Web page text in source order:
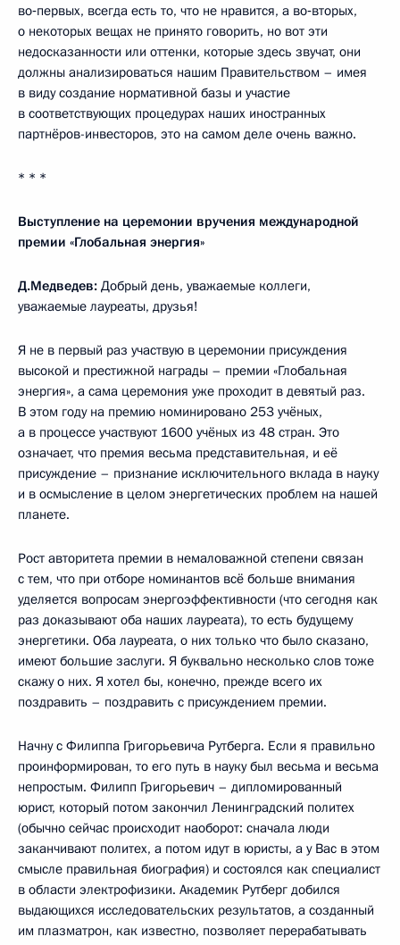
во‑первых, всегда есть то, что не нравится, а во‑вторых,
о некоторых вещах не принято говорить, но вот эти
недосказанности или оттенки, которые здесь звучат, они
должны анализироваться нашим Правительством – имея
в виду создание нормативной базы и участие
в соответствующих процедурах наших иностранных
партнёров-инвесторов, это на самом деле очень важно.
* * *
Выступление на церемонии вручения международной
премии «Глобальная энергия»
Д.Медведев: Добрый день, уважаемые коллеги,
уважаемые лауреаты, друзья!
Я не в первый раз участвую в церемонии присуждения
высокой и престижной награды – премии «Глобальная
энергия», а сама церемония уже проходит в девятый раз.
В этом году на премию номинировано 253 учёных,
а в процессе участвуют 1600 учёных из 48 стран. Это
означает, что премия весьма представительная, и её
присуждение – признание исключительного вклада в науку
и в осмысление в целом энергетических проблем на нашей
планете.
Рост авторитета премии в немаловажной степени связан
с тем, что при отборе номинантов всё больше внимания
уделяется вопросам энергоэффективности (что сегодня как
раз доказывают оба наших лауреата), то есть будущему
энергетики. Оба лауреата, о них только что было сказано,
имеют большие заслуги. Я буквально несколько слов тоже
скажу о них. Я хотел бы, конечно, прежде всего их
поздравить – поздравить с присуждением премии.
Начну с Филиппа Григорьевича Рутберга. Если я правильно
проинформирован, то его путь в науку был весьма и весьма
непростым. Филипп Григорьевич – дипломированный
юрист, который потом закончил Ленинградский политех
(обычно сейчас происходит наоборот: сначала люди
заканчивают политех, а потом идут в юристы, а у Вас в этом
смысле правильная биография) и состоялся как специалист
в области электрофизики. Академик Рутберг добился
выдающихся исследовательских результатов, а созданный
им плазматрон, как известно, позволяет перерабатывать